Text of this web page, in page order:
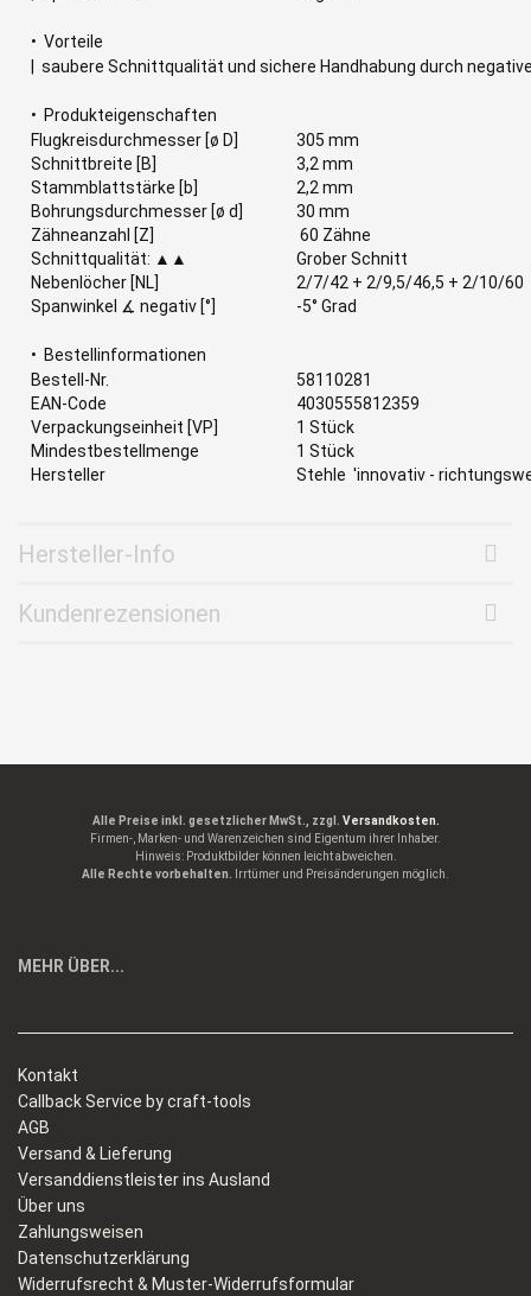
• Vorteile
| saubere Schnittqualität und sichere Handhabung durch
• Produkteigenschaften
Flugkreisdurchmesser [ø D]
305 mm
Schnittbreite [B]
3,2 mm
Stammblattstärke [b]
2,2 mm
Bohrungsdurchmesser [ø d]
30 mm
Zähneanzahl [Z]
60 Zähne
Schnittqualität: ▲▲
Grober Schnitt
Nebenlöcher [NL]
2/7/42 + 2/9,5/46,5 + 2/10/60
Spanwinkel ∡ negativ [°]
-5° Grad
• Bestellinformationen
Bestell-Nr.
58110281
EAN-Code
4030555812359
Verpackungseinheit [VP]
1 Stück
Mindestbestellmenge
1 Stück
Hersteller
Stehle 'innovativ -
Hersteller-Info
Kundenrezensionen
Alle Preise inkl. gesetzlicher MwSt., zzgl. Versandkosten.
Firmen-, Marken- und Warenzeichen sind Eigentum ihrer Inhaber.
Hinweis: Produktbilder können leicht abweichen.
Alle Rechte vorbehalten. Irrtümer und Preisänderungen möglich.
MEHR ÜBER...
Kontakt
Callback Service by craft-tools
AGB
Versand & Lieferung
Versanddienstleister ins Ausland
Über uns
Zahlungsweisen
Datenschutzerklärung
Widerrufsrecht & Muster-Widerrufsformular